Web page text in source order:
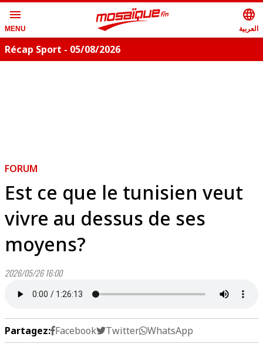
menu
MENU
language
العربية
Récap Sport - 05/08/2026
FORUM
Est ce que le tunisien veut
vivre au dessus de ses
moyens?
2026/05/26 16:00
Partagez: Facebook Twitter WhatsApp